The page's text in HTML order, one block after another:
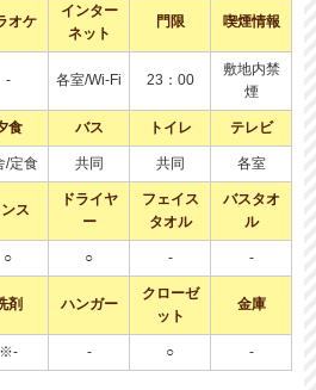
オケ
インター
ネット
門限 喫煙情報
- 各室/Wi-Fi 23：00
敷地内禁
煙
食 バス トイレ テレビ
/定食 共同 共同 各室
ス
ドライヤ
ー
フェイス
タオル
バスタオ
ル
○ ○ - -
剤 ハンガー
クローゼ
ット
金庫
※- - ○ -